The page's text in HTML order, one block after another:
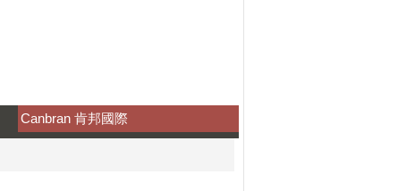
Canbran 肯邦國際